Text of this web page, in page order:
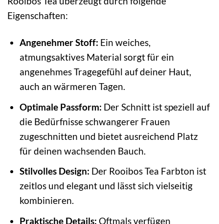
Eigenschaften:
Angenehmer Stoff: Ein weiches,
atmungsaktives Material sorgt für ein
angenehmes Tragegefühl auf deiner Haut,
auch an wärmeren Tagen.
Optimale Passform: Der Schnitt ist speziell auf
die Bedürfnisse schwangerer Frauen
zugeschnitten und bietet ausreichend Platz
für deinen wachsenden Bauch.
Stilvolles Design: Der Rooibos Tea Farbton ist
zeitlos und elegant und lässt sich vielseitig
kombinieren.
Praktische Details: Oftmals verfügen